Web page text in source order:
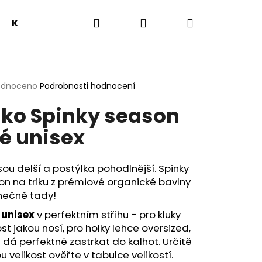
Knihy Předprodej Novinky
Hledat PřihlášeníNákupní
Podrobnosti hodnocení
Spinky season
unisex
delší a postýlka pohodlnější. Spinky
na triku z prémiové organické bavlny
tady!
unisexv perfektním střihu - pro kluky
jakou nosí, pro holky lehce oversized,
dá perfektně zastrkat do kalhot. Určitě
velikost ověřte v tabulce velikostí.
Následující